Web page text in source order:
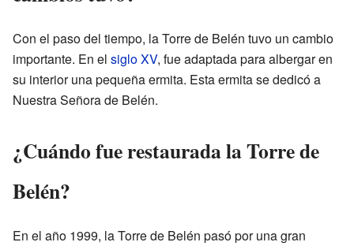
Con el paso del tiempo, la Torre de Belén tuvo un cambio
importante. En el siglo XV, fue adaptada para albergar en
su interior una pequeña ermita. Esta ermita se dedicó a
Nuestra Señora de Belén.
¿Cuándo fue restaurada la Torre de
Belén?
En el año 1999, la Torre de Belén pasó por una gran